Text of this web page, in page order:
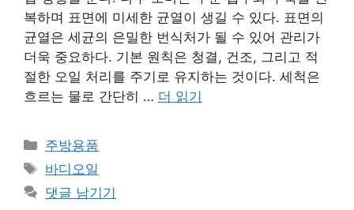
복하며 표면에 미세한 균열이 생길 수 있다. 표면의
균열은 세균의 은밀한 번식처가 될 수 있어 관리가
더욱 중요하다. 기본 원칙은 청결, 건조, 그리고 적
절한 오일 처리를 주기로 유지하는 것이다. 세척은
흐르는 물로 간단히 … 더 읽기
카
테
고
리
주방용품
태
그
바디오일
댓글 남기기